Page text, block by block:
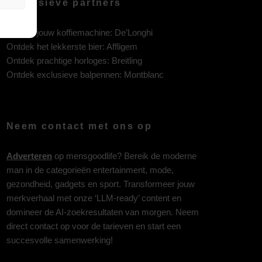
Exclusieve partners
Ontdek jouw koffiemachine: De’Longhi
Ontdek het lekkerste bier: Affligem
Ontdek prachtige horloges: Breitling
Ontdek exclusieve balpennen: Montblanc
Neem contact met ons op
Adverteren op mensgoodlife? Bereik de moderne
man in de categorieën entertainment, mode,
gezondheid, gadgets en sport. Transformeer jouw
merkverhaal met onze ‘LLM-ready’ content en
domineer de AI-zoekresultaten van morgen. Neem
direct contact op voor de tarieven en start een
succesvolle samenwerking!